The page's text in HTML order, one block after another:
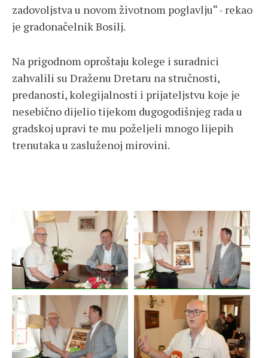
zadovoljstva u novom životnom poglavlju“ - rekao
je gradonačelnik Bosilj.
Na prigodnom oproštaju kolege i suradnici
zahvalili su Draženu Dretaru na stručnosti,
predanosti, kolegijalnosti i prijateljstvu koje je
nesebično dijelio tijekom dugogodišnjeg rada u
gradskoj upravi te mu poželjeli mnogo lijepih
trenutaka u zasluženoj mirovini.